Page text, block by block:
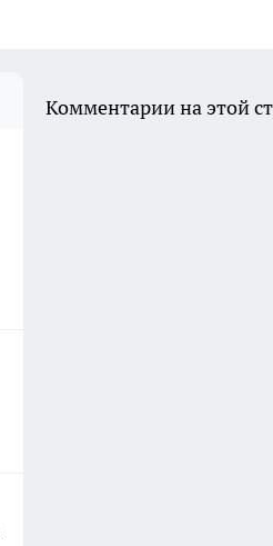
Комментарии на этой